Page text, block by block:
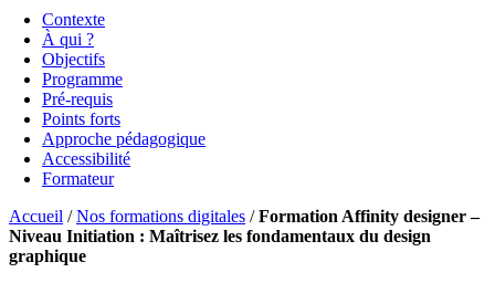
Contexte
À qui ?
Objectifs
Programme
Pré-requis
Points forts
Approche pédagogique
Accessibilité
Formateur
Accueil /Nos formations digitales /Formation Affinity designer –
Niveau Initiation : Maîtrisez les fondamentaux du design
graphique